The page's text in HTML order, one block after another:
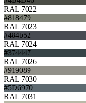
RAL 7022
#818479
RAL 7023
#484b52
RAL 7024
#374447
RAL 7026
#919089
RAL 7030
#5D6970
RAL 7031